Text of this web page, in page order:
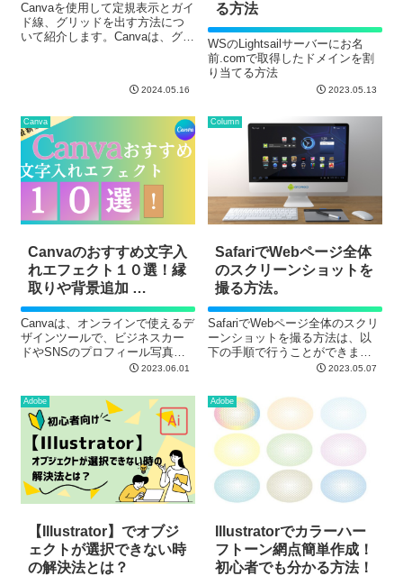
Canvaを使用して定規表示とガイ
ド線、グリッドを出す方法につ
いて紹介します。Canvaは、グラ
ドを使うことでより正確で効率
2024.05.16
る方法
WSのLightsailサーバーにお名
前.comで取得したドメインを割
り当てる方法
2023.05.13
Canva
Canvaのおすすめ文字入
れエフェクト１０選！縁
取りや背景追加 …
Canvaは、オンラインで使えるデ
ザインツールで、ビジネスカー
ドやSNSのプロフィール写真、
バナーなど、様々なシーンで利
使いやすいと評判の高いCanva
は、文字入れエフェクトにも力
を入れています。
2023.06.01
Column
SafariでWebページ全体
のスクリーンショットを
撮る方法。
SafariでWebページ全体のスクリ
ーンショットを撮る方法は、以
下の手順で行うことができま
2023.05.07
Adobe
【Illustrator】でオブジ
ェクトが選択できない時
の解決法とは？
Adobe
Illustratorでカラーハー
フトーン網点簡単作成！
初心者でも分かる方法！